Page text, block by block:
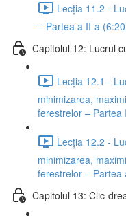
Lecția 11.2 -
– Partea a II-a
Capitolul 12: Lucrul
Lecția 12.1 -
minimizarea,
ferestrelor – Partea
Lecția 12.2 -
minimizarea,
ferestrelor – Partea
Capitolul 13: Clic-